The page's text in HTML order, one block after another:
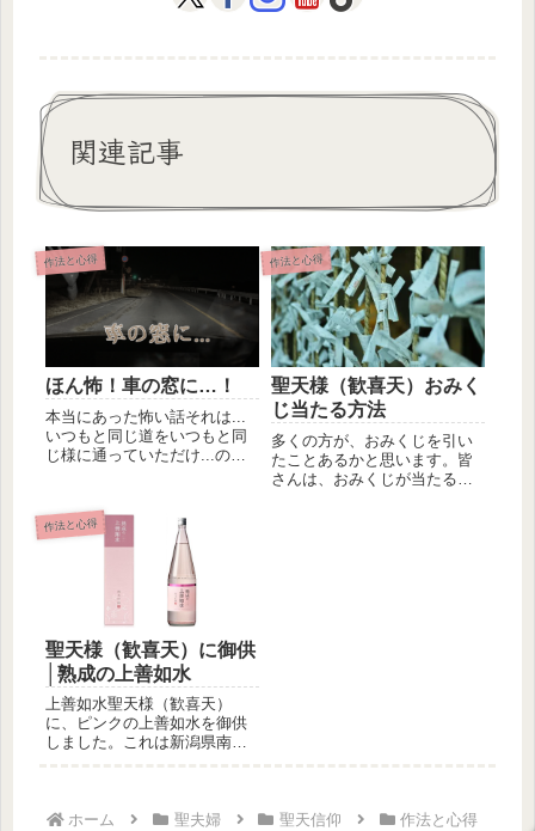
関連記事
作法と心得
ほん怖！車の窓に…！
本当にあった怖い話それは...
いつもと同じ道をいつもと同
じ様に通っていただけ...のハ
作法と心得
聖天様（歓喜天）おみく
じ当たる方法
多くの方が、おみくじを引い
たことあるかと思います。皆
さんは、おみくじが当たると
作法と心得
聖天様（歓喜天）に御供
│熟成の上善如水
上善如水聖天様（歓喜天）
に、ピンクの上善如水を御供
しました。これは新潟県南魚
ホーム 聖夫婦 聖天信仰 作法と心得